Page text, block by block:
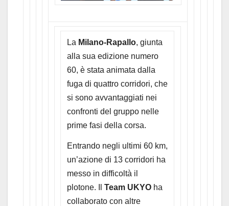
La Milano-Rapallo, giunta
alla sua edizione numero
60, è stata animata dalla
fuga di quattro corridori, che
si sono avvantaggiati nei
confronti del gruppo nelle
prime fasi della corsa.
Entrando negli ultimi 60 km,
un’azione di 13 corridori ha
messo in difficoltà il
plotone. Il Team UKYO ha
collaborato con altre